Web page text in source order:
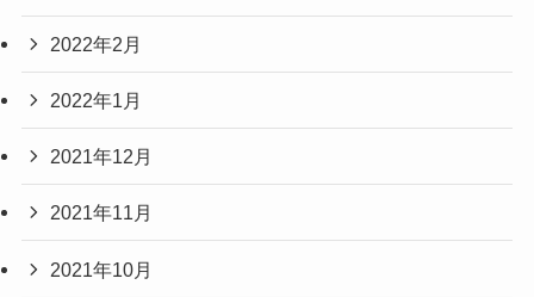
2022年2月
2022年1月
2021年12月
2021年11月
2021年10月